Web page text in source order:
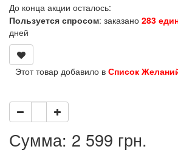
До конца акции осталось:
Пользуется спросом: заказано 283
дней
Этот товар добавило в Список
Сумма: 2 599 грн.